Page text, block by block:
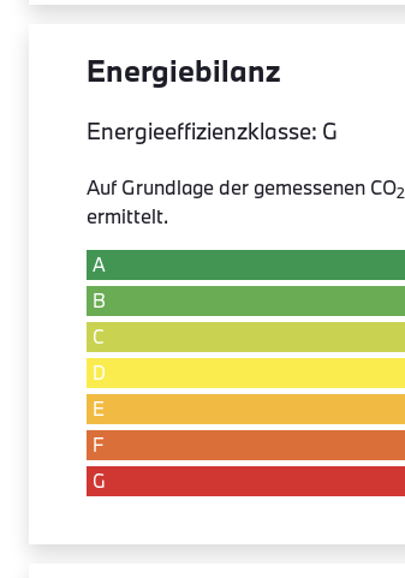
Energiebilanz
Energieeffizienzklasse: G
Auf Grundlage der gemessenen CO2
ermittelt.
A
B
C
D
E
F
G